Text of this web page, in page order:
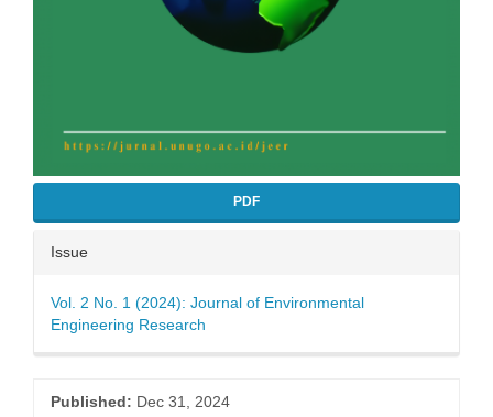
PDF
Issue
Vol. 2 No. 1 (2024): Journal of Environmental
Engineering Research
Published: Dec 31, 2024